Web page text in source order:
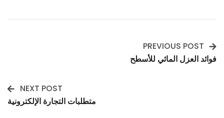
Post
PREVIOUS POST
فوائد العزل المائي للأسطح
NEXT POST
متطلبات التجارة الإلكترونية